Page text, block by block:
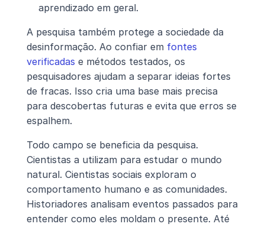
aprendizado em geral.
A pesquisa também protege a sociedade da
desinformação. Ao confiar em fontes
verificadas e métodos testados, os
pesquisadores ajudam a separar ideias fortes
de fracas. Isso cria uma base mais precisa
para descobertas futuras e evita que erros se
espalhem.
Todo campo se beneficia da pesquisa.
Cientistas a utilizam para estudar o mundo
natural. Cientistas sociais exploram o
comportamento humano e as comunidades.
Historiadores analisam eventos passados para
entender como eles moldam o presente. Até